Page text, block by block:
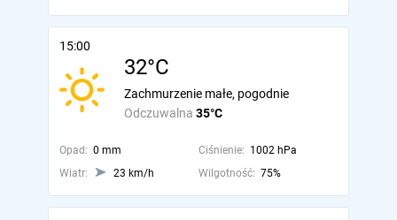
15:00
32°C
Odczuwalna 35°C
Zachmurzenie małe, pogodnie
Opad: 0 mm Ciśnienie: 1002 hPa
Wiatr:
23 km/h Wilgotność: 75%